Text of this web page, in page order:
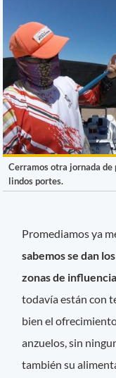
Cerramos otra jornada de
lindos portes.
Promediamos ya
sabemos se dan
zonas de
todavía están con
bien el
anzuelos, sin
también su